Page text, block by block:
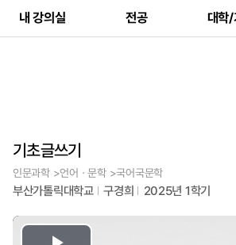
내 강의실 전공 대학
기초글쓰기
인문과학 >언어ㆍ문학 >국어국문학
부산가톨릭대학교 구경희 2025년 1학기